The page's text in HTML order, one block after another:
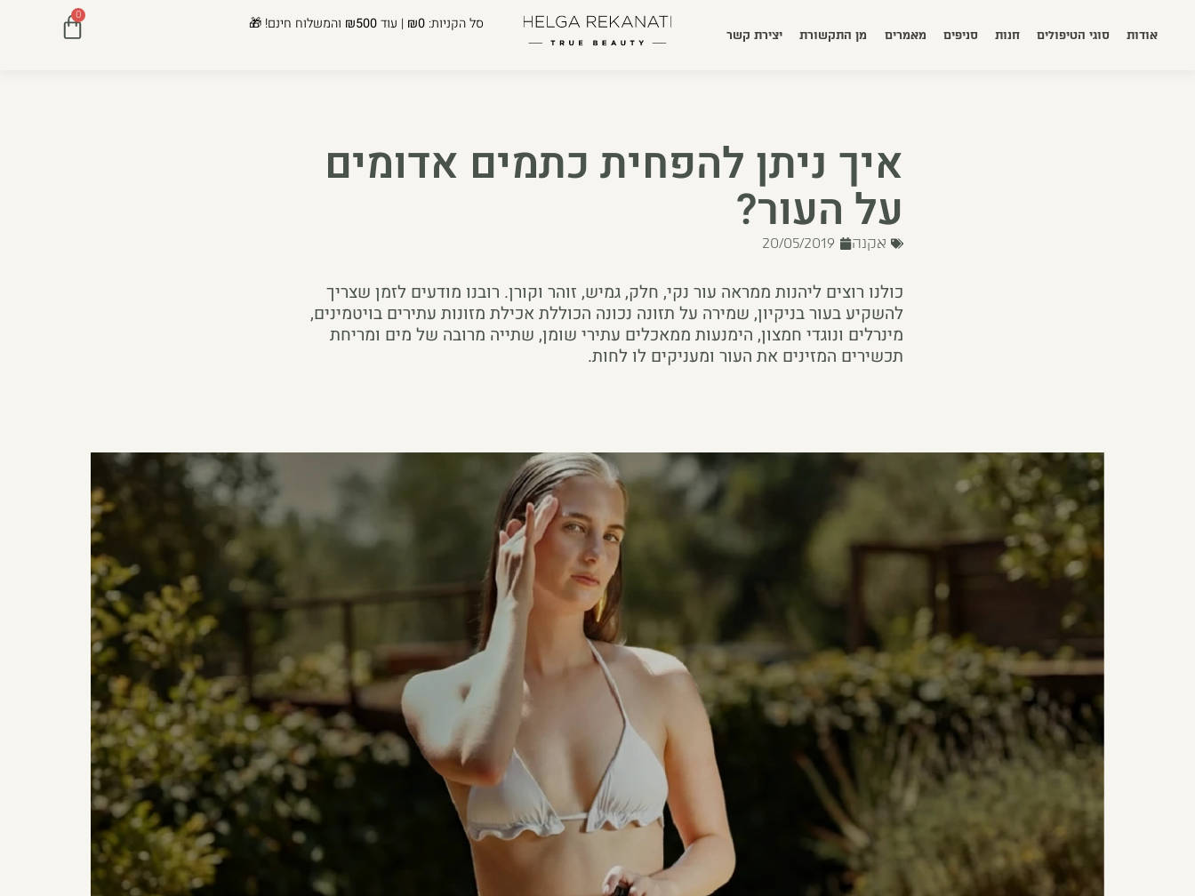
אודות סוגי הטיפולים חנות סניפים מאמרים מן התקשורת יצירת קשר
סל הקניות: ₪0 | עוד₪500 והמשלוח חינם! 🎁 0
איך ניתן להפחית כתמים אדומים
על העור?
אקנה 20/05/2019
כולנו רוצים ליהנות ממראה עור נקי, חלק, גמיש, זוהר וקורן. רובנו מודעים לזמן שצריך
להשקיע בעור בניקיון, שמירה על תזונה נכונה הכוללת אכילת מזונות עתירים בויטמינים,
מינרלים ונוגדי חמצון, הימנעות ממאכלים עתירי שומן, שתייה מרובה של מים ומריחת
תכשירים המזינים את העור ומעניקים לו לחות.